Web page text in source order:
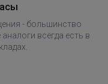
- большинство
всегда есть в